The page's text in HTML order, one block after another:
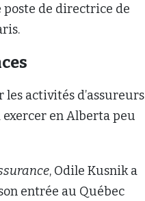
de directrice de
les activités d’assureurs
en Alberta peu
, Odile Kusnik a
entrée au Québec